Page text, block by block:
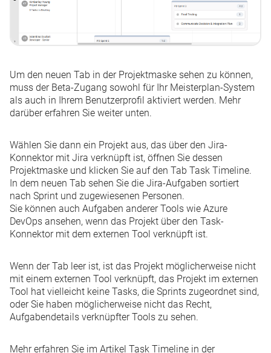
Um den neuen Tab in der Projektmaske sehen zu können,
muss der Beta-Zugang sowohl für Ihr Meisterplan-System
als auch in Ihrem Benutzerprofil aktiviert werden. Mehr
darüber erfahren Sie weiter unten.
Wählen Sie dann ein Projekt aus, das über den Jira-
Konnektormit Jira verknüpft ist, öffnen Sie dessen
Projektmaske und klicken Sie auf den Tab Task Timeline.
In dem neuen Tab sehen Sie die Jira-Aufgaben sortiert
nach Sprint und zugewiesenen Personen.
Sie können auch Aufgaben anderer Tools wie Azure
DevOps ansehen, wenn das Projekt über den Task-
Konnektormit dem externen Tool verknüpft ist.
Wenn der Tab leer ist, ist das Projekt möglicherweise nicht
mit einem externen Tool verknüpft, das Projekt im externen
Tool hat vielleicht keine Tasks, die Sprints zugeordnet sind,
oder Sie haben möglicherweise nicht das Recht,
Aufgabendetails verknüpfter Tools zu sehen.
Mehr erfahren Sie im Artikel Task Timeline in der